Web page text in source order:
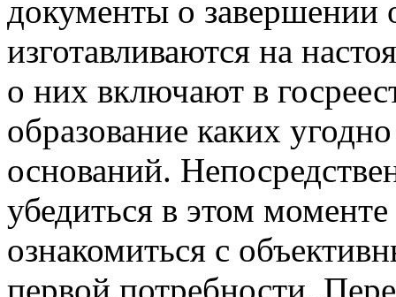
документы о завершении
изготавливаются на
о них включают в
образование каких
оснований.
убедиться в этом
ознакомиться с
первой потребности.